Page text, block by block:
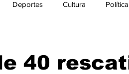
Deportes Cultura Política
40